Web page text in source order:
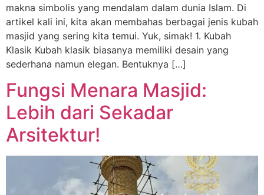
makna simbolis yang mendalam dalam dunia Islam. Di
artikel kali ini, kita akan membahas berbagai jenis kubah
masjid yang sering kita temui. Yuk, simak! 1. Kubah
Klasik Kubah klasik biasanya memiliki desain yang
sederhana namun elegan. Bentuknya […]
Fungsi Menara Masjid:
Lebih dari Sekadar
Arsitektur!